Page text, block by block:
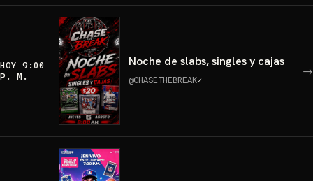
HOY 9:00
P. M.
Noche de slabs, singles y cajas
@CHASETHEBREAK✓
→